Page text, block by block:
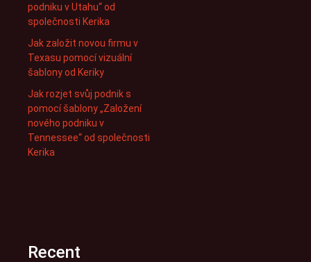
podniku v Utahu“ od
společnosti Kerika
Jak založit novou firmu v
Texasu pomocí vizuální
šablony od Keriky
Jak rozjet svůj podnik s
pomocí šablony „Založení
nového podniku v
Tennessee“ od společnosti
Kerika
Recent